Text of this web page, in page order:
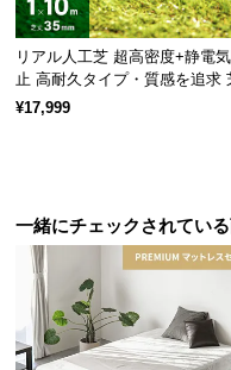
ブ
ロ
グ
業
情
高価な機械も必要ナ
ので、女性でも簡単で
リアル人工芝 超高密度+静電
止 高耐久タイプ・質感を追求
35mm 1×10m
¥17,999
一緒にチェックされてい